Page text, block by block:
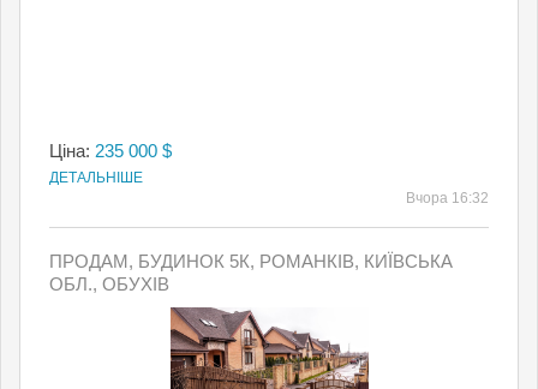
Ціна: 235 000 $
ДЕТАЛЬНІШЕ
Вчора 16:32
ПРОДАМ, БУДИНОК 5К, РОМАНКІВ, КИЇВСЬКА
ОБЛ., ОБУХІВ